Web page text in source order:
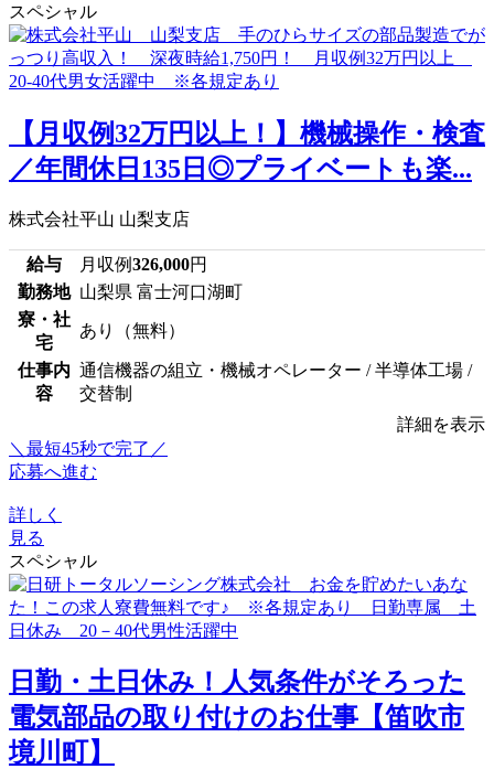
スペシャル
【月収例32万円以上！】機械操作・検査
／年間休日135日◎プライベートも楽...
株式会社平山 山梨支店
給与 月収例326,000円
勤務地 山梨県 富士河口湖町
寮・社
宅
あり（無料）
仕事内
容
通信機器の組立・機械オペレーター / 半導体工場 /
交替制
詳細を表示
＼最短45秒で完了／
応募へ進む
詳しく
見る
スペシャル
日勤・土日休み！人気条件がそろった
電気部品の取り付けのお仕事【笛吹市
境川町】